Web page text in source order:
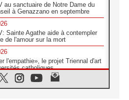
au sanctuaire de Notre Dame du
à Genazzano en septembre
Sainte Agathe aide à contempler
de l'amour sur la mort
l'empathie», le projet Triennal d'art
catholiques
donner la parole aux religieuses